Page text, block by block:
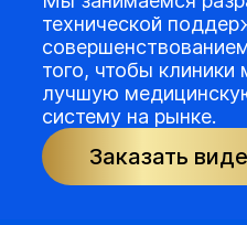
технической
того, чтобы клиники
лучшую
систему на рынке.
Заказать